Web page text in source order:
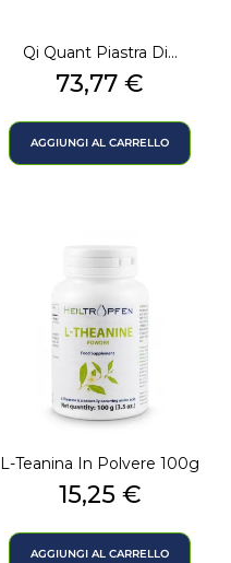
Qi Quant Piastra Di...
Prezzo
73,77 €
AGGIUNGI AL CARRELLO
L-Teanina In Polvere 100g
Prezzo
15,25 €
AGGIUNGI AL CARRELLO